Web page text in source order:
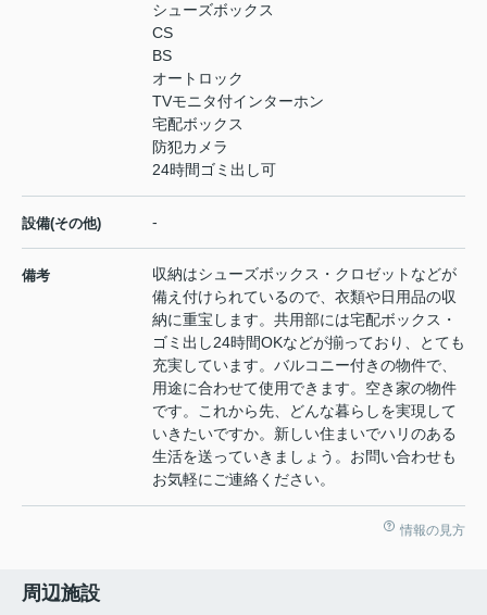
シューズボックス
CS
BS
オートロック
TVモニタ付インターホン
宅配ボックス
防犯カメラ
24時間ゴミ出し可
設備(その他) -
備考
収納はシューズボックス・クロゼットなどが
備え付けられているので、衣類や日用品の収
納に重宝します。共用部には宅配ボックス・
ゴミ出し24時間OKなどが揃っており、とても
充実しています。バルコニー付きの物件で、
用途に合わせて使用できます。空き家の物件
です。これから先、どんな暮らしを実現して
いきたいですか。新しい住まいでハリのある
生活を送っていきましょう。お問い合わせも
お気軽にご連絡ください。
情報の見方
周辺施設